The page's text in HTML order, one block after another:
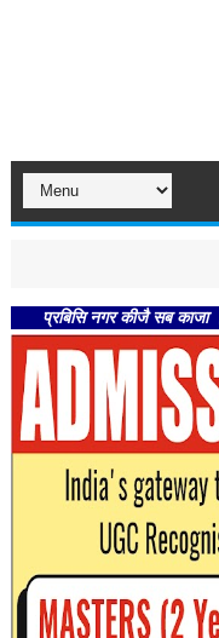
नगर कीजै सब काजा । हृदय